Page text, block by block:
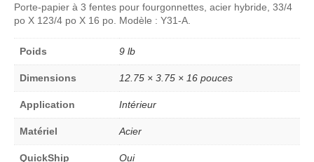
Porte-papier à 3 fentes pour fourgonnettes, acier hybride, 33/4
po X 123/4 po X 16 po. Modèle : Y31-A.
Poids 9 lb
Dimensions 12.75 × 3.75 × 16 pouces
Application Intérieur
Matériel Acier
QuickShip Oui